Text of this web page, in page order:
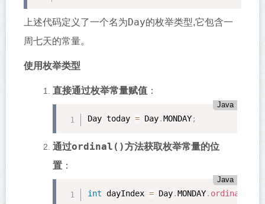
上述代码定义了一个名为Day的枚举类型,它包含一
周七天的常量。
使用枚举类型
直接通过枚举常量赋值 ：
Java
Day today = Day.MONDAY;
通过ordinal()方法获取枚举常量的位
置 ：
Java
int dayIndex = Day.MONDAY. ordinal